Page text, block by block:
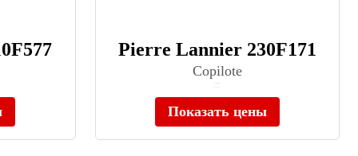
Pierre Lannier 230F171
Copilote
Показать цены